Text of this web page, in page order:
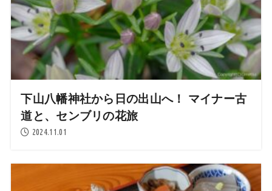
下山八幡神社から日の出山へ！ マイナー古
道と、センブリの花旅
2024.11.01